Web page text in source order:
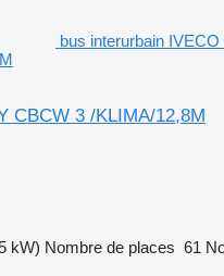
bus interurbain
CBCW 3 /KLIMA/12,8M
kW) Nombre de places 61